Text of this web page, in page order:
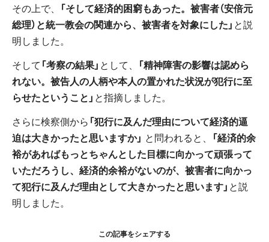
その上で、
「そして経済的困窮もあった。被害者（安倍元
総理）と統一教会の関連から、被害者を対象にした」 と説
明しました。
そして 「考察の結果」 として、
「精神障害の影響は認めら
れない。被告人の人柄や本人の置かれた状況が犯行に至
らせたということ」 と指摘しました。
さらに検察側から 「犯行に及んだ理由について経済的逼
迫は大きかったと思いますか」 と問われると、
「経済的余
裕があればもっとちゃんとした目標に向かって頑張って
いただろうし、経済的余裕がないのが、被害者に向かっ
て犯行に及んだ理由として大きかったと思います」 と説
明しました。
この記事をシェアする